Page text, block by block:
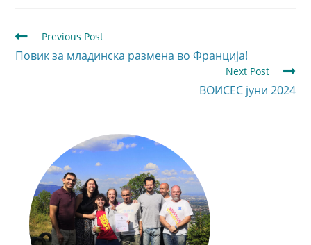
Previous Post
Повик за младинска размена во Франција!
Next Post
ВОИСЕС јуни 2024